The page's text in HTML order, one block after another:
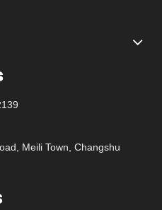
Meili Town, Changshu